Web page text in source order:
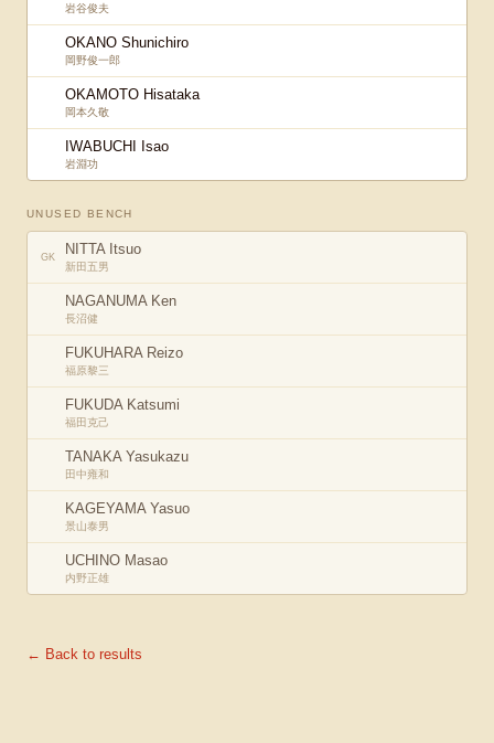
岩谷俊夫
OKANO Shunichiro
岡野俊一郎
OKAMOTO Hisataka
岡本久敬
IWABUCHI Isao
岩淵功
UNUSED BENCH
GK NITTA Itsuo
新田五男
NAGANUMA Ken
長沼健
FUKUHARA Reizo
福原黎三
FUKUDA Katsumi
福田克己
TANAKA Yasukazu
田中雍和
KAGEYAMA Yasuo
景山泰男
UCHINO Masao
内野正雄
← Back to results